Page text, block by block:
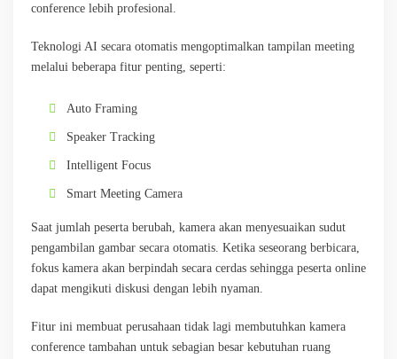
conference lebih profesional.
Teknologi AI secara otomatis mengoptimalkan tampilan meeting
melalui beberapa fitur penting, seperti:
Auto Framing
Speaker Tracking
Intelligent Focus
Smart Meeting Camera
Saat jumlah peserta berubah, kamera akan menyesuaikan sudut
pengambilan gambar secara otomatis. Ketika seseorang berbicara,
fokus kamera akan berpindah secara cerdas sehingga peserta online
dapat mengikuti diskusi dengan lebih nyaman.
Fitur ini membuat perusahaan tidak lagi membutuhkan kamera
conference tambahan untuk sebagian besar kebutuhan ruang